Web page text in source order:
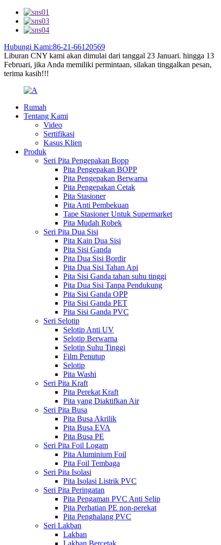
Hubungi Kami:86-21-66120569
Liburan CNY kami akan dimulai dari tanggal 23 Januari. hingga 13
Februari, jika Anda memiliki permintaan, silakan tinggalkan pesan,
terima kasih!!!
Rumah
Tentang Kami
Video
Sertifikasi
Kasus Klien
Produk
Seri Pita Pengepakan Bopp
Pita Pengepakan BOPP
Pita Pengepakan Berwarna
Pita Pengepakan Cetak
Pita Stasioner
Pita Anti Pembekuan
Tape Stasioner Untuk Supermarket
Pita Mudah Robek
Seri Pita Dua Sisi
Pita Kain Dua Sisi
Pita Sisi Ganda
Pita Dua Sisi Bordir
Pita Dua Sisi Tahan Api
Pita Sisi Ganda tahan suhu tinggi
Pita Dua Sisi Tanpa Pendukung
Pita Sisi Ganda OPP
Pita Sisi Ganda PET
Pita Sisi Ganda PVC
Seri Selotip
Selotip Anti UV
Selotip Berwarna
Selotip Suhu Tinggi
Film Penutup
Selotip
Pita Washi
Seri Pita Kraft
Pita Perekat Kraft
Pita yang Diaktifkan Air
Seri Pita Busa
Pita Busa Akrilik
Pita Busa EVA
Pita Busa PE
Seri Pita Foil Logam
Pita Aluminium Foil
Pita Foil Tembaga
Seri Pita Isolasi
Pita Isolasi Listrik PVC
Seri Pita Peringatan
Pita Pengaman PVC Anti Selip
Pita Perhatian PE non-perekat
Pita Penghalang PVC
Seri Lakban
Lakban
Lakban Bercetak